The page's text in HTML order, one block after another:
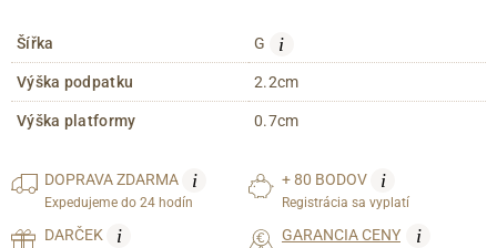
Šířka G i
Výška podpatku 2.2cm
Výška platformy 0.7cm
DOPRAVAZDARMA i
Expedujeme do 24 hodín
+ 80 BODOV i
Registrácia sa vyplatí
DARČEK i GARANCIA CENY i